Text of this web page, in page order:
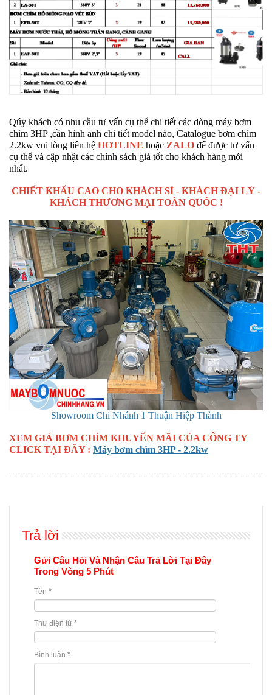
Qúy khách có nhu cầu tư vấn cụ thể chi tiết các dòng máy bơm
chìm 3HP ,cần hỉnh ảnh chi tiết model nào, Catalogue bơm chìm
2.2kw vui lòng liên hệ HOTLINE hoặc ZALO để được tư vấn
cụ thể và cập nhật các chính sách giá tốt cho khách hàng mới
nhất.
CHIẾT KHẤU CAO CHO KHÁCH SỈ - KHÁCH ĐẠI LÝ -
KHÁCH THƯƠNG MẠI TOÀN QUỐC !
Showroom Chi Nhánh 1 Thuận Hiệp Thành
XEM GIÁ BƠM CHÌM KHUYẾN MÃI CỦA CÔNG TY
CLICK TẠI ĐÂY : Máy bơm chìm 3HP - 2.2kw
Trả lời
Gửi Câu Hỏi Và Nhận Câu Trả Lời Tại Đây
Trong Vòng 5 Phút
Tên *
Thư điện tử *
Bình luận *